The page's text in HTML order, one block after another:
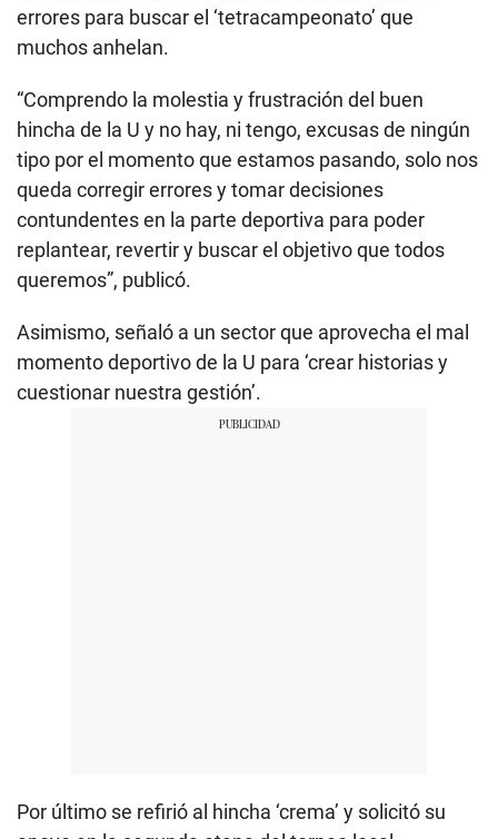
errores para buscar el ‘tetracampeonato’ que
muchos anhelan.
“Comprendo la molestia y frustración del buen
hincha de la U y no hay, ni tengo, excusas de ningún
tipo por el momento que estamos pasando, solo nos
queda corregir errores y tomar decisiones
contundentes en la parte deportiva para poder
replantear, revertir y buscar el objetivo que todos
queremos”, publicó.
Asimismo, señaló a un sector que aprovecha el mal
momento deportivo de la U para ‘crear historias y
cuestionar nuestra gestión’.
Por último se refirió al hincha ‘crema’ y solicitó su